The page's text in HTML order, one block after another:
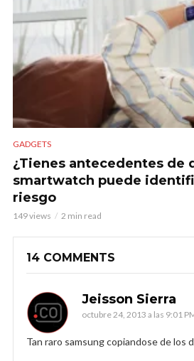
GADGETS
¿Tienes antecedentes de
smartwatch puede
riesgo
149 views 2 min read
14 COMMENTS
Jeisson Sierra
octubre 24, 2013 a las 9:01
Tan raro samsung copiandose de los